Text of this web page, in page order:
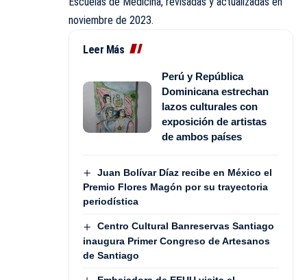
noviembre de 2023.
Leer Más
Perú y República
Dominicana estrechan
lazos culturales con
exposición de artistas
de ambos países
Juan Bolívar Díaz recibe en México el
Premio Flores Magón por su trayectoria
periodística
Centro Cultural Banreservas Santiago
inaugura Primer Congreso de Artesanos
de Santiago